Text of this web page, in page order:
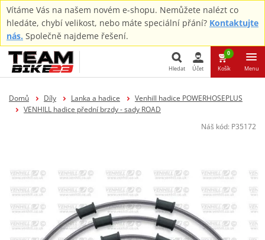
Vítáme Vás na našem novém e-shopu. Nemůžete nalézt co
hledáte, chybí velikost, nebo máte speciální přání? Kontaktujte
nás. Společně najdeme řešení.
Hledat
Hledat Účet
0
Košík Menu
Domů Díly Lanka a hadice
Venhill hadice POWERHOSEPLUS
VENHILL hadice přední brzdy - sady ROAD
Náš kód: P35172